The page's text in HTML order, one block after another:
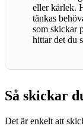
eller kärlek. Här har jag samlat den information som kan
tänkas
som skickar
hittar det du
Så skickar
Det är enkelt att